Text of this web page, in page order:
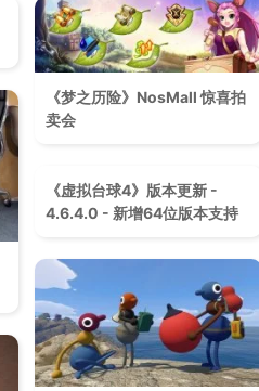
《梦之历险》NosMall 惊喜拍
卖会
《虚拟台球4》版本更新 -
4.6.4.0 - 新增64位版本支持